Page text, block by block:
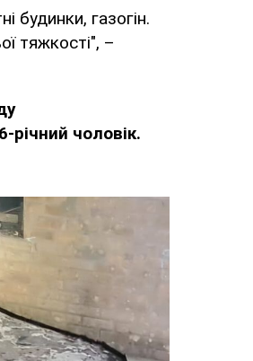
будинки, газогін.
тяжкості", –
річний чоловік.